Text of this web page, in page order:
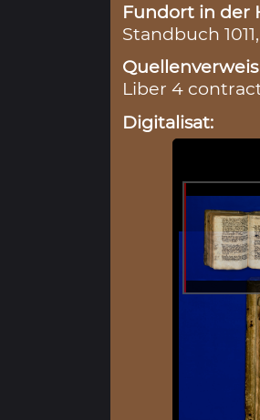
Fundort in der
Standbuch
Liber 4
Digitalisat: